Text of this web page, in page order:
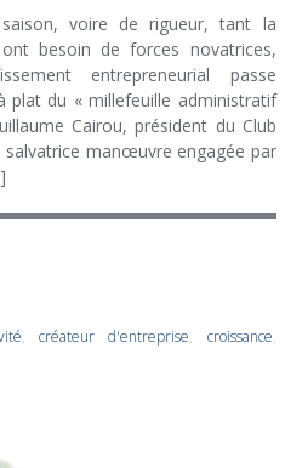
voire de rigueur, tant la
besoin de forces novatrices,
entrepreneurial passe
plat du « millefeuille administratif
Cairou, président du Club
salvatrice manœuvre engagée par
,créateur d'entreprise, croissance,